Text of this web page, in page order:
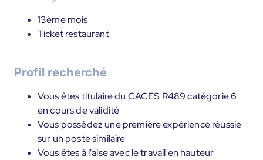
13ème mois
Ticket restaurant
Profil recherché
Vous êtes titulaire du CACES R489 catégorie 6
en cours de validité
Vous possédez une première expérience réussie
sur un poste similaire
Vous êtes à l'aise avec le travail en hauteur